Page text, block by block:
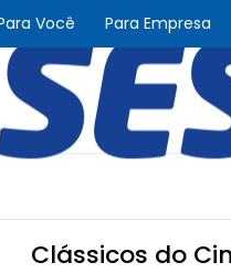
Você Para Empresa
Clássicos do